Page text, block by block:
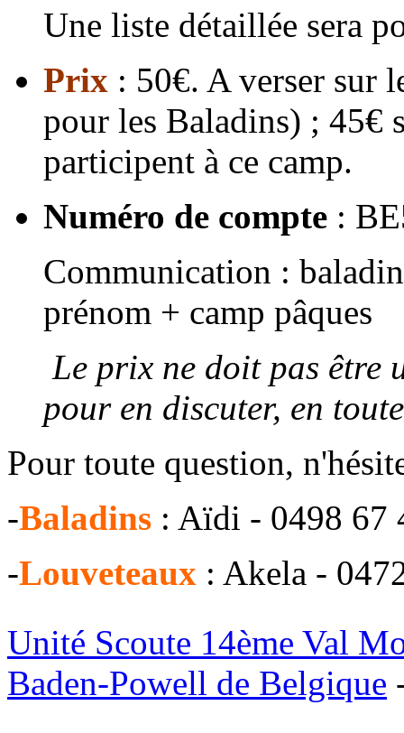
Une liste détaillée sera
Prix : 50€. A verser sur
pour les Baladins) ; 45€
participent à ce camp.
Numéro de compte :
Communication :
prénom + camp pâques
Le prix ne doit pas être
pour en discuter, en
Pour toute question,
-Baladins : Aïdi - 0498 67
-Louveteaux : Akela -
Unité Scoute 14ème Val
Baden-Powell de Belgique